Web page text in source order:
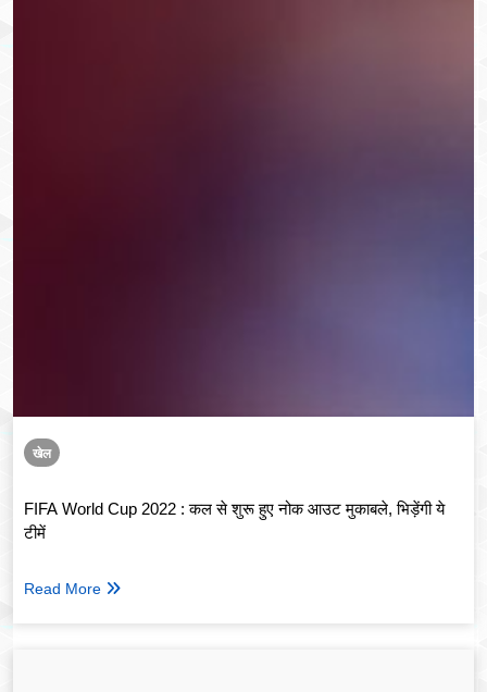
खेल
FIFA World Cup 2022 : कल से शुरू हुए नोक आउट मुकाबले, भिड़ेंगी ये
टीमें
Read More